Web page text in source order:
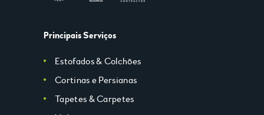
Principais Serviços
Estofados & Colchões
Cortinas e Persianas
Tapetes & Carpetes